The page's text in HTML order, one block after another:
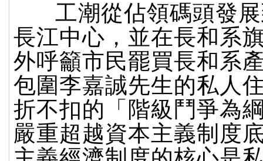
工潮從佔領碼頭發
長江中心，並在長和系
外呼籲市民罷買長和系
包圍李嘉誠先生的私人
折不扣的「階級鬥爭為
嚴重超越資本主義制度